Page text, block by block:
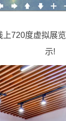
720度虚拟展
示!